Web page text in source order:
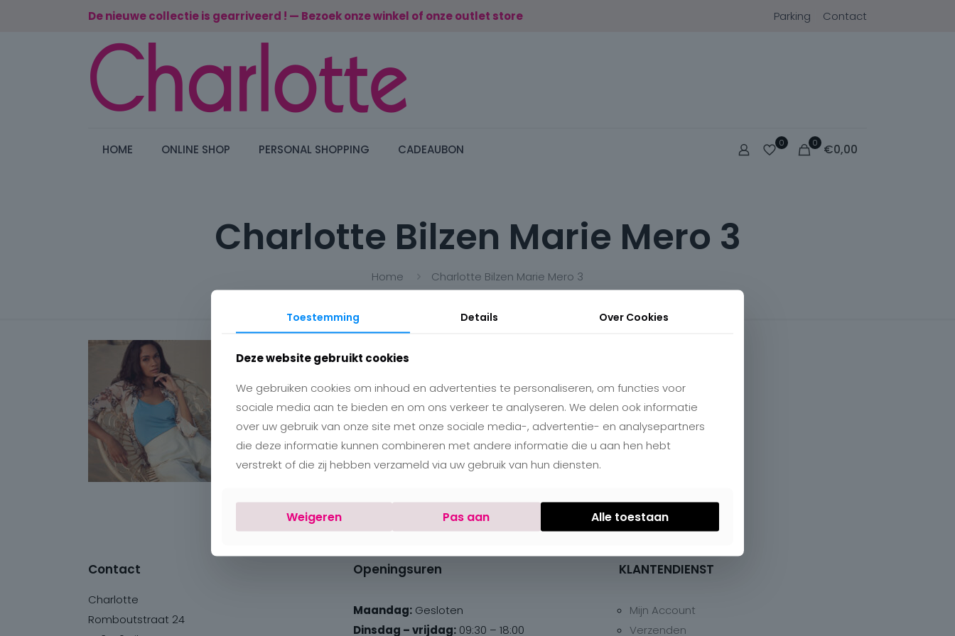
De nieuwe collectie is gearriveerd ! — Bezoek onze winkel of onze outlet store Parking Contact
HOME ONLINE SHOP PERSONAL SHOPPING CADEAUBON 0 0 €0,00
Charlotte Bilzen Marie Mero 3
Home Charlotte Bilzen Marie Mero 3
Contact
Charlotte
Romboutstraat 24
Openingsuren
Maandag: Gesloten
Dinsdag – vrijdag: 09:30 – 18:00
KLANTENDIENST
Mijn Account
Verzenden
Toestemming Details Over Cookies
Deze website gebruikt cookies
We gebruiken cookies om inhoud en advertenties te personaliseren, om functies voor
sociale media aan te bieden en om ons verkeer te analyseren. We delen ook informatie
over uw gebruik van onze site met onze sociale media-, advertentie- en analysepartners
die deze informatie kunnen combineren met andere informatie die u aan hen hebt
verstrekt of die zij hebben verzameld via uw gebruik van hun diensten.
Weigeren Pas aan Alle toestaan